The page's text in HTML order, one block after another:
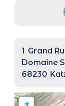
1 Grand
Domaine
68230